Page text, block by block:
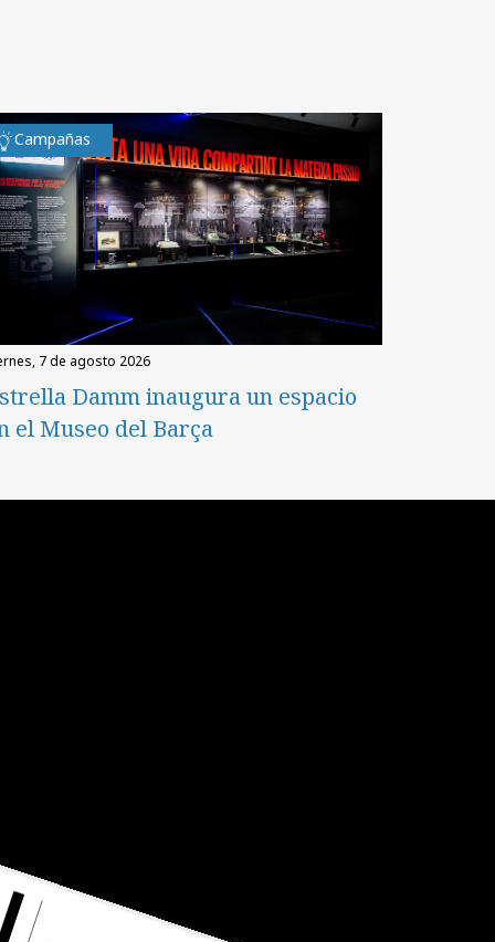
Campañas
7 de agosto 2026
Damm inaugura un espacio
el Museo del Barça